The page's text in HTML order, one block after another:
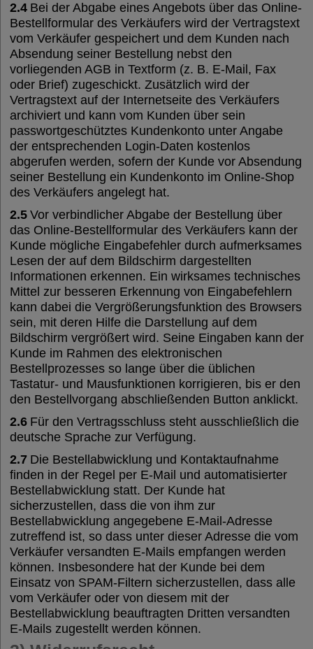
2.4 Bei der Abgabe eines Angebots über das Online-
Bestellformular des Verkäufers wird der Vertragstext
vom Verkäufer gespeichert und dem Kunden nach
Absendung seiner Bestellung nebst den
vorliegenden AGB in Textform (z. B. E-Mail, Fax
oder Brief) zugeschickt. Zusätzlich wird der
Vertragstext auf der Internetseite des Verkäufers
archiviert und kann vom Kunden über sein
passwortgeschütztes Kundenkonto unter Angabe
der entsprechenden Login-Daten kostenlos
abgerufen werden, sofern der Kunde vor Absendung
seiner Bestellung ein Kundenkonto im Online-Shop
des Verkäufers angelegt hat.
2.5 Vor verbindlicher Abgabe der Bestellung über
das Online-Bestellformular des Verkäufers kann der
Kunde mögliche Eingabefehler durch aufmerksames
Lesen der auf dem Bildschirm dargestellten
Informationen erkennen. Ein wirksames technisches
Mittel zur besseren Erkennung von Eingabefehlern
kann dabei die Vergrößerungsfunktion des Browsers
sein, mit deren Hilfe die Darstellung auf dem
Bildschirm vergrößert wird. Seine Eingaben kann der
Kunde im Rahmen des elektronischen
Bestellprozesses so lange über die üblichen
Tastatur- und Mausfunktionen korrigieren, bis er den
den Bestellvorgang abschließenden Button anklickt.
2.6 Für den Vertragsschluss steht ausschließlich die
deutsche Sprache zur Verfügung.
2.7 Die Bestellabwicklung und Kontaktaufnahme
finden in der Regel per E-Mail und automatisierter
Bestellabwicklung statt. Der Kunde hat
sicherzustellen, dass die von ihm zur
Bestellabwicklung angegebene E-Mail-Adresse
zutreffend ist, so dass unter dieser Adresse die vom
Verkäufer versandten E-Mails empfangen werden
können. Insbesondere hat der Kunde bei dem
Einsatz von SPAM-Filtern sicherzustellen, dass alle
vom Verkäufer oder von diesem mit der
Bestellabwicklung beauftragten Dritten versandten
E-Mails zugestellt werden können.